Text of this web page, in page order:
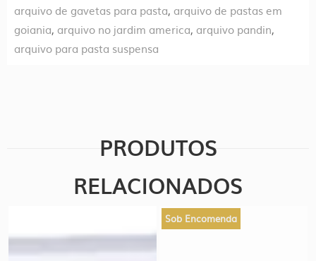
arquivo de gavetas para pasta, arquivo de pastas em
goiania, arquivo no jardim america, arquivo pandin,
arquivo para pasta suspensa
PRODUTOS
RELACIONADOS
Sob Encomenda